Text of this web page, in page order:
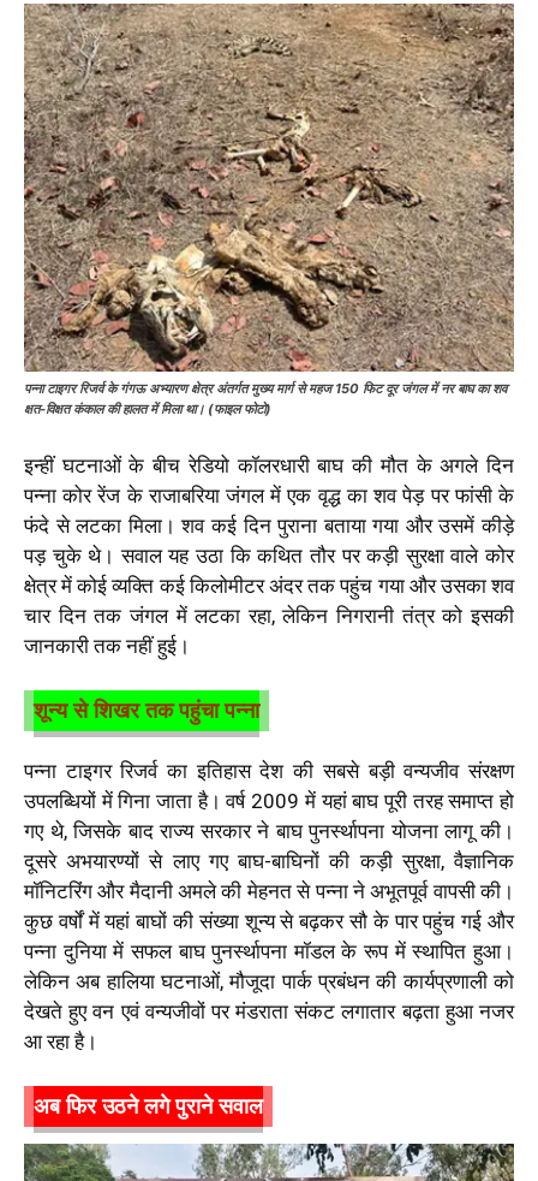
पन्ना टाइगर रिजर्व के गंगऊ अभ्यारण क्षेत्र अंतर्गत मुख्य मार्ग से महज 150 फिट दूर जंगल में नर बाघ का शव
क्षत-विक्षत कंकाल की हालत में मिला था। (फाइल फोटो)
इन्हीं घटनाओं के बीच रेडियो कॉलरधारी बाघ की मौत के अगले दिन
पन्ना कोर रेंज के राजाबरिया जंगल में एक वृद्ध का शव पेड़ पर फांसी के
फंदे से लटका मिला। शव कई दिन पुराना बताया गया और उसमें कीड़े
पड़ चुके थे। सवाल यह उठा कि कथित तौर पर कड़ी सुरक्षा वाले कोर
क्षेत्र में कोई व्यक्ति कई किलोमीटर अंदर तक पहुंच गया और उसका शव
चार दिन तक जंगल में लटका रहा, लेकिन निगरानी तंत्र को इसकी
जानकारी तक नहीं हुई।
शून्य से शिखर तक पहुंचा पन्ना
पन्ना टाइगर रिजर्व का इतिहास देश की सबसे बड़ी वन्यजीव संरक्षण
उपलब्धियों में गिना जाता है। वर्ष 2009 में यहां बाघ पूरी तरह समाप्त हो
गए थे, जिसके बाद राज्य सरकार ने बाघ पुनर्स्थापना योजना लागू की।
दूसरे अभयारण्यों से लाए गए बाघ-बाघिनों की कड़ी सुरक्षा, वैज्ञानिक
मॉनिटरिंग और मैदानी अमले की मेहनत से पन्ना ने अभूतपूर्व वापसी की।
कुछ वर्षों में यहां बाघों की संख्या शून्य से बढ़कर सौ के पार पहुंच गई और
पन्ना दुनिया में सफल बाघ पुनर्स्थापना मॉडल के रूप में स्थापित हुआ।
लेकिन अब हालिया घटनाओं, मौजूदा पार्क प्रबंधन की कार्यप्रणाली को
देखते हुए वन एवं वन्यजीवों पर मंडराता संकट लगातार बढ़ता हुआ नजर
आ रहा है।
अब फिर उठने लगे पुराने सवाल